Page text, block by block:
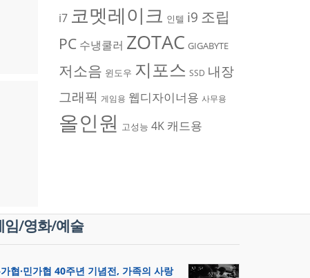
i7 코멧레이크 인텔 i9 조립
PC 수냉쿨러 ZOTAC GIGABYTE
저소음 윈도우 지포스 SSD 내장
그래픽 게임용 웹디자이너용 사무용
올인원 고성능 4K 캐드용
임/영화/예술
협·민가협 40주년 기념전, 가족의 사랑